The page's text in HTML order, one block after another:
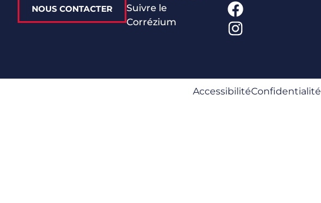
NOUS CONTACTER
Suivre le
Corrézium
AccessibilitéConfidentialité